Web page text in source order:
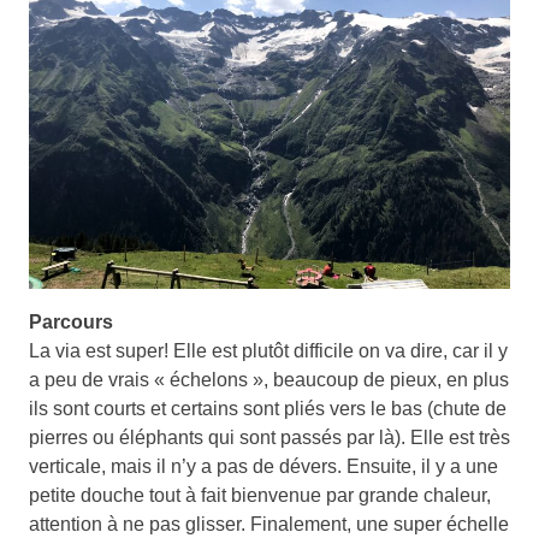
Parcours
La via est super! Elle est plutôt difficile on va dire, car il y
a peu de vrais « échelons », beaucoup de pieux, en plus
ils sont courts et certains sont pliés vers le bas (chute de
pierres ou éléphants qui sont passés par là). Elle est très
verticale, mais il n’y a pas de dévers. Ensuite, il y a une
petite douche tout à fait bienvenue par grande chaleur,
attention à ne pas glisser. Finalement, une super échelle